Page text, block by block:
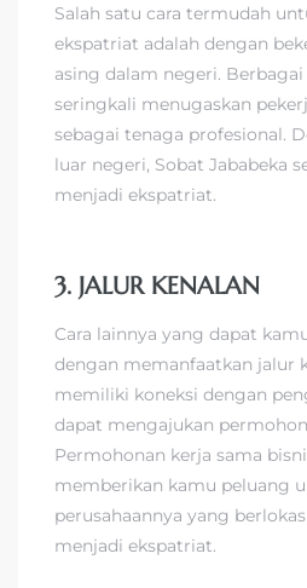
Salah satu cara termudah
ekspatriat adalah dengan
asing dalam negeri. Berbagai
seringkali menugaskan
sebagai tenaga profesional.
luar negeri, Sobat Jababeka
menjadi ekspatriat.
3. JALUR KENALAN
Cara lainnya yang dapat
dengan memanfaatkan jalur
memiliki koneksi dengan
dapat mengajukan
Permohonan kerja sama
memberikan kamu peluang
perusahaannya yang
menjadi ekspatriat.